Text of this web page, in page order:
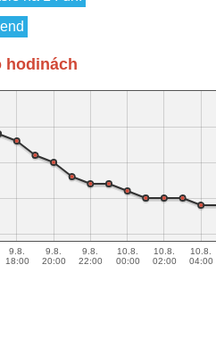
hodinách
9.8.
18:00
9.8.
20:00
9.8.
22:00
10.8.
00:00
10.8.
02:00
10.8.
04:00